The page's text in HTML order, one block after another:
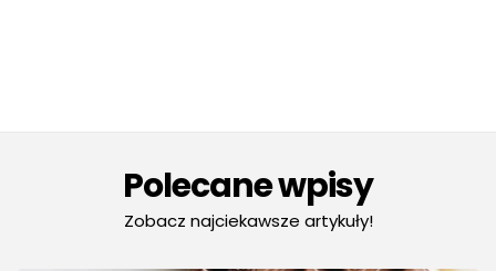
Polecane wpisy
Zobacz najciekawsze artykuły!